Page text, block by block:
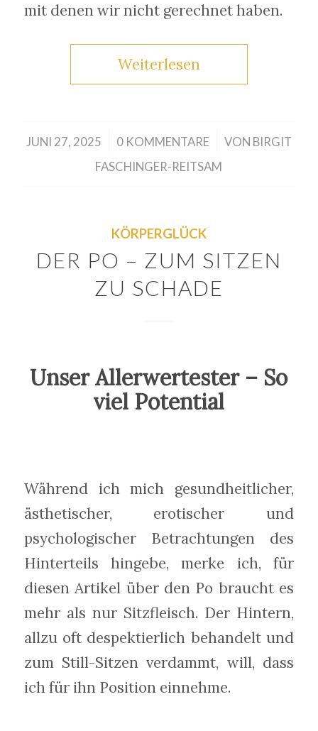
mit denen wir nicht gerechnet haben.
Weiterlesen
JUNI 27, 2025
/ 0 KOMMENTARE
/ VON BIRGIT
FASCHINGER-REITSAM
KÖRPERGLÜCK
DER PO – ZUM SITZEN
ZU SCHADE
Unser Allerwertester – So
viel Potential
Während ich mich gesundheitlicher,
ästhetischer, erotischer und
psychologischer Betrachtungen des
Hinterteils hingebe, merke ich, für
diesen Artikel über den Po braucht es
mehr als nur Sitzfleisch. Der Hintern,
allzu oft despektierlich behandelt und
zum Still-Sitzen verdammt, will, dass
ich für ihn Position einnehme.